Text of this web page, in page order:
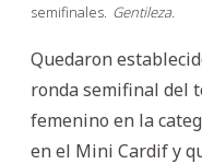
semifinales. Gentileza.
Quedaron
ronda semifinal del
femenino en la
en el Mini Cardif y